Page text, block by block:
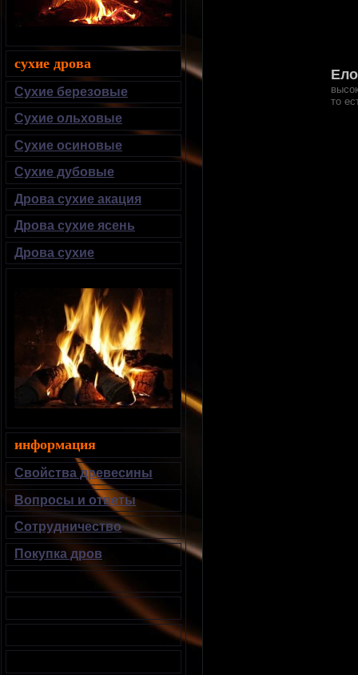
то
сухие дрова
Сухие березовые
Сухие ольховые
Сухие осиновые
Сухие дубовые
Дрова сухие акация
Дрова сухие ясень
Дрова сухие
информация
Свойства древесины
Вопросы и ответы
Сотрудничество
Покупка дров